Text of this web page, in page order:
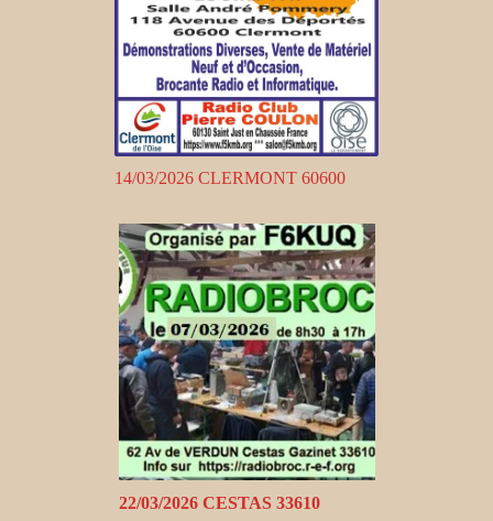
14/03/2026 CLERMONT 60600
22/03/2026 CESTAS 33610